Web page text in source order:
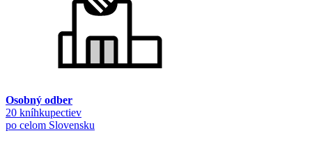
Osobný odber
20 kníhkupectiev
po celom Slovensku